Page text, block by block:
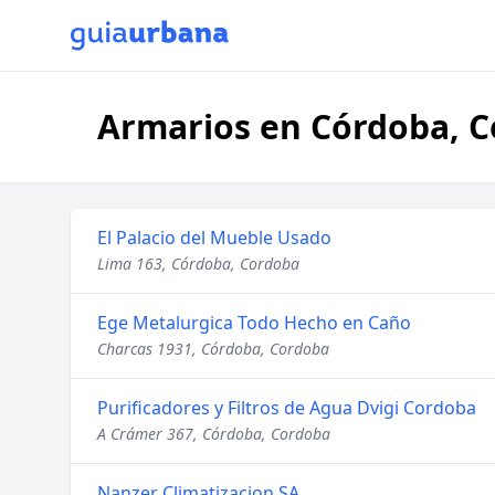
Armarios en Córdoba,
El Palacio del Mueble Usado
Lima 163, Córdoba, Cordoba
Ege Metalurgica Todo Hecho en Caño
Charcas 1931, Córdoba, Cordoba
Purificadores y Filtros de Agua Dvigi Cordoba
A Crámer 367, Córdoba, Cordoba